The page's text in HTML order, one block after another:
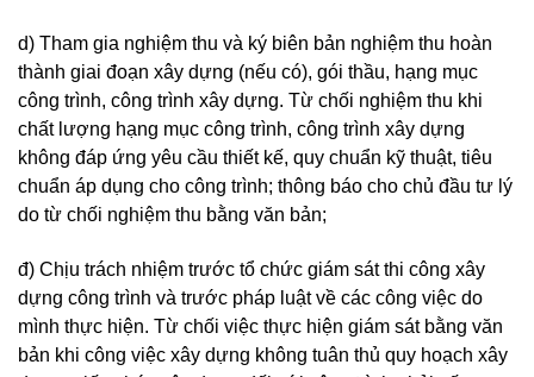
d) Tham gia nghiệm thu và ký biên bản nghiệm thu hoàn
thành giai đoạn xây dựng (nếu có), gói thầu, hạng mục
công trình, công trình xây dựng. Từ chối nghiệm thu khi
chất lượng hạng mục công trình, công trình xây dựng
không đáp ứng yêu cầu thiết kế, quy chuẩn kỹ thuật, tiêu
chuẩn áp dụng cho công trình; thông báo cho chủ đầu tư lý
do từ chối nghiệm thu bằng văn bản;
đ) Chịu trách nhiệm trước tổ chức giám sát thi công xây
dựng công trình và trước pháp luật về các công việc do
mình thực hiện. Từ chối việc thực hiện giám sát bằng văn
bản khi công việc xây dựng không tuân thủ quy hoạch xây